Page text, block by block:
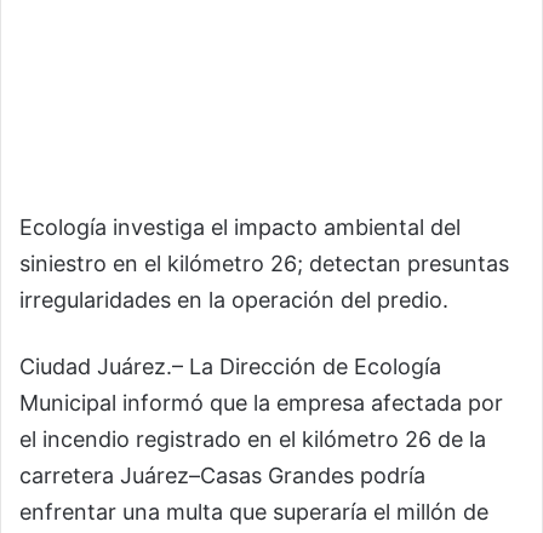
Ecología investiga el impacto ambiental del
siniestro en el kilómetro 26; detectan presuntas
irregularidades en la operación del predio.
Ciudad Juárez.– La Dirección de Ecología
Municipal informó que la empresa afectada por
el incendio registrado en el kilómetro 26 de la
carretera Juárez–Casas Grandes podría
enfrentar una multa que superaría el millón de